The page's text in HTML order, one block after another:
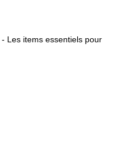
- Les items essentiels pour